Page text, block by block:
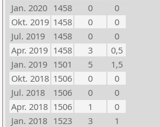
Jan. 2020 1458 0
0
Okt. 2019 1458 0
0
Jul. 2019
1458 0
0
Apr. 2019 1458 3
0,5
Jan. 2019 1501 5
1,5
Okt. 2018 1506 0
0
Jul. 2018
1506 0
0
Apr. 2018 1506 1
0
Jan. 2018 1523 3
1